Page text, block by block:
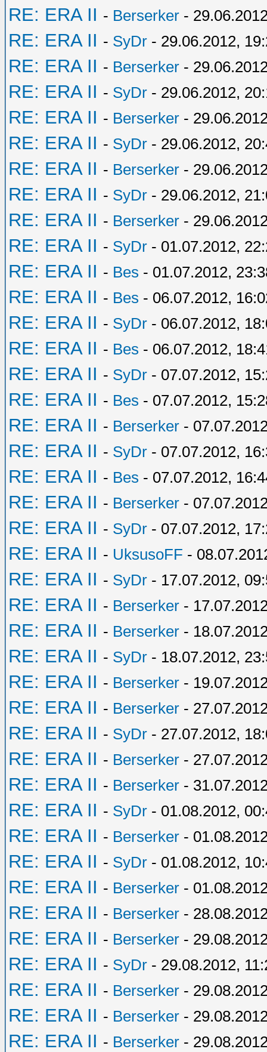
RE: ERA II - Berserker -
RE: ERA II - SyDr - 29.06.2012,
RE: ERA II - Berserker -
RE: ERA II - SyDr - 29.06.2012,
RE: ERA II - Berserker -
RE: ERA II - SyDr - 29.06.2012,
RE: ERA II - Berserker -
RE: ERA II - SyDr - 29.06.2012,
RE: ERA II - Berserker -
RE: ERA II - SyDr - 01.07.2012,
RE: ERA II - Bes - 01.07.2012,
RE: ERA II - Bes - 06.07.2012,
RE: ERA II - SyDr - 06.07.2012,
RE: ERA II - Bes - 06.07.2012,
RE: ERA II - SyDr - 07.07.2012,
RE: ERA II - Bes - 07.07.2012,
RE: ERA II - Berserker -
RE: ERA II - SyDr - 07.07.2012,
RE: ERA II - Bes - 07.07.2012,
RE: ERA II - Berserker -
RE: ERA II - SyDr - 07.07.2012,
RE: ERA II - UksusoFF -
RE: ERA II - SyDr - 17.07.2012,
RE: ERA II - Berserker -
RE: ERA II - Berserker -
RE: ERA II - SyDr - 18.07.2012,
RE: ERA II - Berserker -
RE: ERA II - Berserker -
RE: ERA II - SyDr - 27.07.2012,
RE: ERA II - Berserker -
RE: ERA II - Berserker -
RE: ERA II - SyDr - 01.08.2012,
RE: ERA II - Berserker -
RE: ERA II - SyDr - 01.08.2012,
RE: ERA II - Berserker -
RE: ERA II - Berserker -
RE: ERA II - Berserker -
RE: ERA II - SyDr - 29.08.2012,
RE: ERA II - Berserker -
RE: ERA II - Berserker -
RE: ERA II - Berserker -